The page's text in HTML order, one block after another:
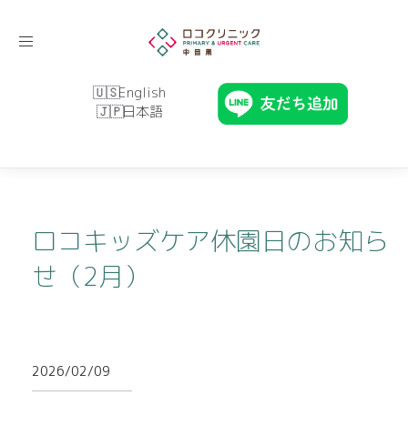
Toggle
English
日本語
ロコキッズケア休園日のお知ら
せ（2月）
2026/02/09